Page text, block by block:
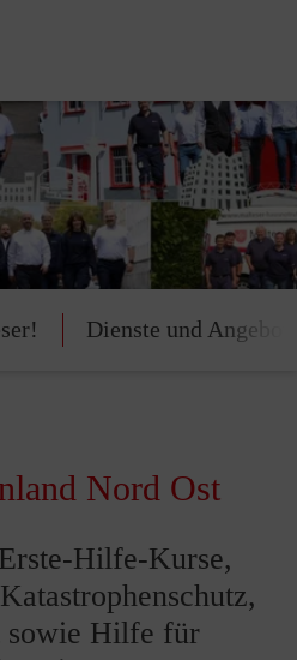
Dienste und
Nord Ost
Hilfe-Kurse,
sowie Hilfe für